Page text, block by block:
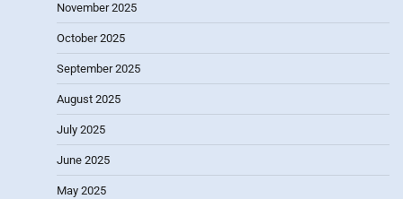
November 2025
October 2025
September 2025
August 2025
July 2025
June 2025
May 2025